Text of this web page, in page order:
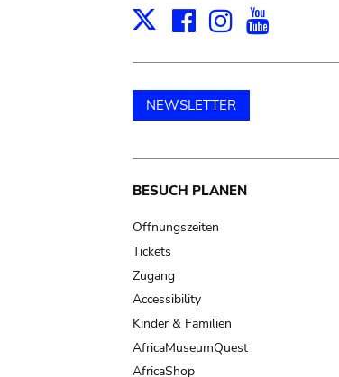
X Facebook
Instagram
NEWSLETTER
Main
navigation
BESUCH PLANEN
Öffnungszeiten
Tickets
Zugang
Accessibility
Kinder & Familien
AfricaMuseumQuest
AfricaShop